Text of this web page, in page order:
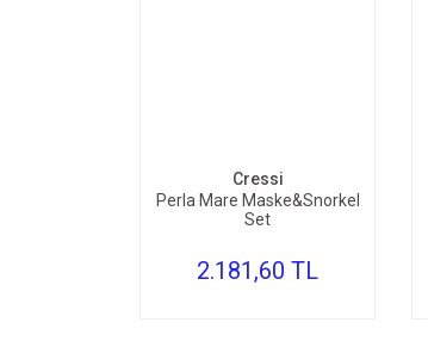
Cressi
Perla Mare Maske&Snorkel
Set
2.181,60 TL